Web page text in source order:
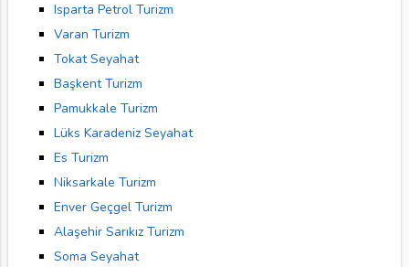
Isparta Petrol Turizm
Varan Turizm
Tokat Seyahat
Başkent Turizm
Pamukkale Turizm
Lüks Karadeniz Seyahat
Es Turizm
Niksarkale Turizm
Enver Geçgel Turizm
Alaşehir Sarıkız Turizm
Soma Seyahat